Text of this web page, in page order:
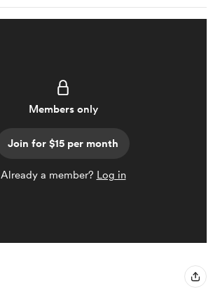
Members only
Join for $15 per month
Already a member? Log in